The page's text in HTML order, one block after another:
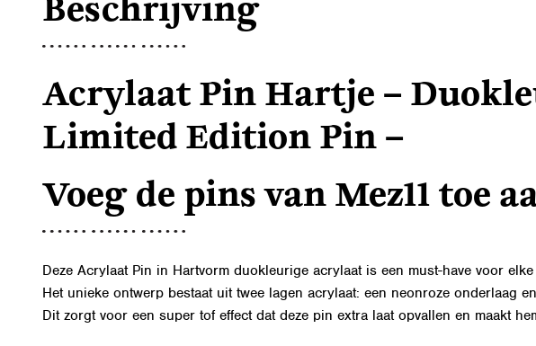
Beschrijving
Acrylaat Pin Hartje –
Limited Edition Pin –
Voeg de pins van Mez11 toe
Deze Acrylaat Pin in Hartvorm duokleurige acrylaat is een must-have voor
Het unieke ontwerp bestaat uit twee lagen acrylaat: een neonroze onderlaag
Dit zorgt voor een super tof effect dat deze pin extra laat opvallen en maakt